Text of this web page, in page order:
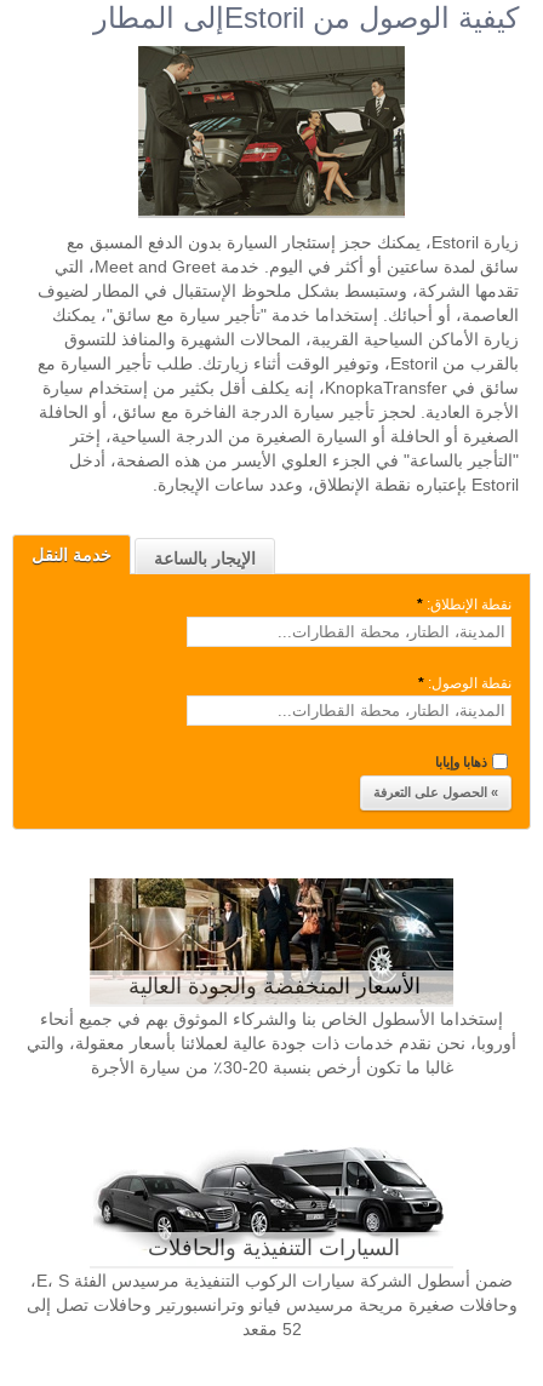
خدمة النقل الإيجار بالساعة
نقطة الإنطلاق: *
نقطة الوصول: *
ذهابا وإيابا
الأسعار المنخفضة والجودة العالية
إستخداما الأسطول الخاص بنا والشركاء الموثوق بهم في جميع أنحاء
أوروبا، نحن نقدم خدمات ذات جودة عالية لعملائنا بأسعار معقولة، والتي
غالبا ما تكون أرخص بنسبة 20-30٪ من سيارة الأجرة
السيارات التنفيذية والحافلات
ضمن أسطول الشركة سيارات الركوب التنفيذية مرسيدس الفئة E، S،
وحافلات صغيرة مريحة مرسيدس فيانو وترانسبورتير وحافلات تصل إلى
52 مقعد
كيفية الوصول من Estorilإلى المطار
زيارة Estoril، يمكنك حجز إستئجار السيارة بدون الدفع المسبق مع
سائق لمدة ساعتين أو أكثر في اليوم. خدمة Meet and Greet، التي
تقدمها الشركة، وستبسط بشكل ملحوظ الإستقبال في المطار لضيوف
العاصمة، أو أحبائك. إستخداما خدمة "تأجير سيارة مع سائق"، يمكنك
زيارة الأماكن السياحية القريبة، المحالات الشهيرة والمنافذ للتسوق
بالقرب من Estoril، وتوفير الوقت أثناء زيارتك. طلب تأجير السيارة مع
سائق في KnopkaTransfer، إنه يكلف أقل بكثير من إستخدام سيارة
الأجرة العادية. لحجز تأجير سيارة الدرجة الفاخرة مع سائق، أو الحافلة
الصغيرة أو الحافلة أو السيارة الصغيرة من الدرجة السياحية، إختر
"التأجير بالساعة" في الجزء العلوي الأيسر من هذه الصفحة، أدخل
Estoril بإعتباره نقطة الإنطلاق، وعدد ساعات الإيجارة.